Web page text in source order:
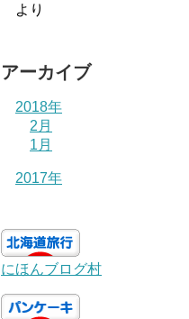
より
アーカイブ
2018年
2月
1月
2017年
にほんブログ村